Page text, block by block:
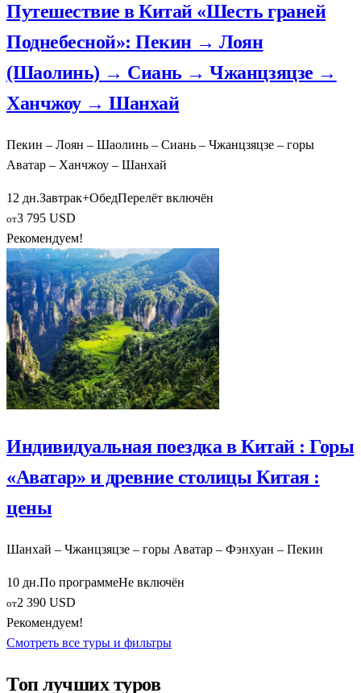
Путешествие в Китай «Шесть граней
Поднебесной»: Пекин → Лоян
(Шаолинь) → Сиань → Чжанцзяцзе →
Ханчжоу → Шанхай
Пекин – Лоян – Шаолинь – Сиань – Чжанцзяцзе – горы
Аватар – Ханчжоу – Шанхай
12 дн.Завтрак+ОбедПерелёт включён
от3 795 USD
Рекомендуем!
Индивидуальная поездка в Китай : Горы
«Аватар» и древние столицы Китая :
цены
Шанхай – Чжанцзяцзе – горы Аватар – Фэнхуан – Пекин
10 дн.По программеНе включён
от2 390 USD
Рекомендуем!
Смотреть все туры и фильтры
Топ лучших туров